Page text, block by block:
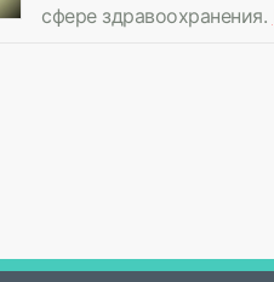
сфере здравоохранения.